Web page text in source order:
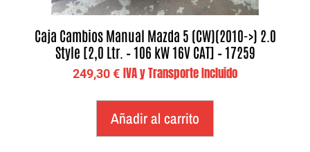
Caja Cambios Manual Mazda 5 (CW)(2010->) 2.0
Style [2,0 Ltr. – 106 kW 16V CAT] – 17259
249,30€ IVA y Transporte Incluido
Añadir al carrito